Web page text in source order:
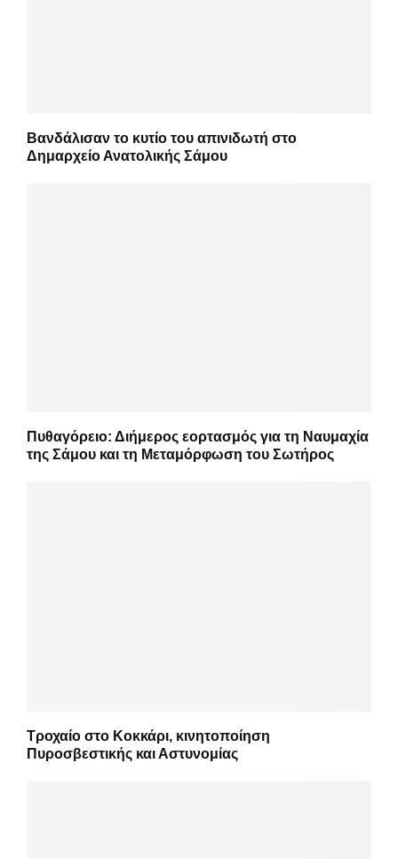
Βανδάλισαν το κυτίο του απινιδωτή στο
Δημαρχείο Ανατολικής Σάμου
Πυθαγόρειο: Διήμερος εορτασμός για τη Ναυμαχία
της Σάμου και τη Μεταμόρφωση του Σωτήρος
Τροχαίο στο Κοκκάρι, κινητοποίηση
Πυροσβεστικής και Αστυνομίας